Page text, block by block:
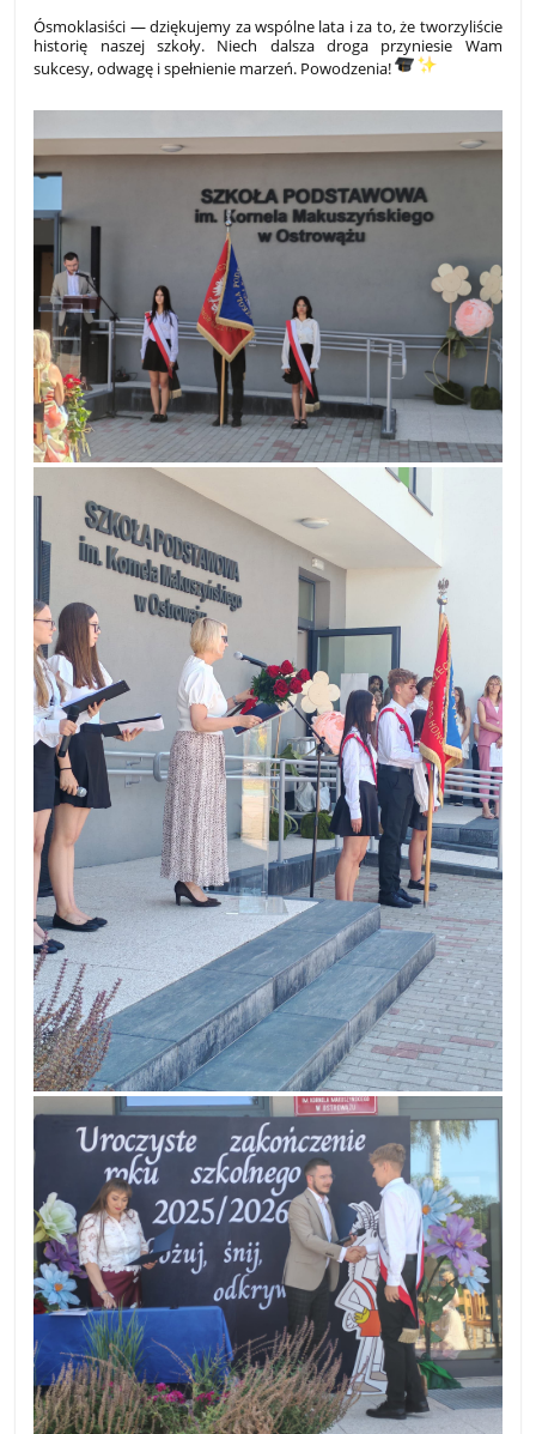
Ósmoklasiści — dziękujemy za wspólne lata i za to, że tworzyliście
historię naszej szkoły. Niech dalsza droga przyniesie Wam
sukcesy, odwagę i spełnienie marzeń. Powodzenia!